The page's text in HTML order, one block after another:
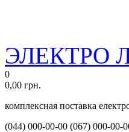
ЭЛЕКТРО
0
0,00 грн.
комплексная поставка
(044) 000-00-00 (067) 000-00-